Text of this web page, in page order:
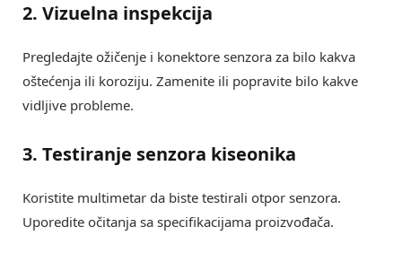
2. Vizuelna inspekcija
Pregledajte ožičenje i konektore senzora za bilo kakva
oštećenja ili koroziju. Zamenite ili popravite bilo kakve
vidljive probleme.
3. Testiranje senzora kiseonika
Koristite multimetar da biste testirali otpor senzora.
Uporedite očitanja sa specifikacijama proizvođača.